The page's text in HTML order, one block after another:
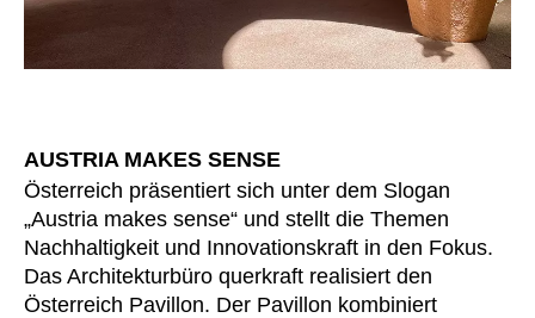
Liechtenstein
Malaysia (MY)
Marokko(MA)
Mauretanien (MR)
Neuseeland (NZ)
Niederlande(NL)
AUSTRIA MAKES SENSE
Österreich präsentiert sich unter dem Slogan
„Austria makes sense“ und stellt die Themen
Nachhaltigkeit und Innovationskraft in den Fokus.
Das Architekturbüro querkraft realisiert den
Österreich Pavillon. Der Pavillon kombiniert